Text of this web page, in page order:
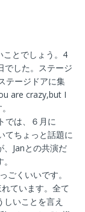
ことでしょう。4
でした。ステージ
テージドアに集
are crazy,but I
では、６月に
てちょっと話題に
Janとの共演だ
ごくいいです。
ています。全て
いことを言え